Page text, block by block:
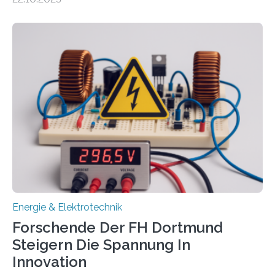
neuen EU-geförderten Transfer-Projekte zu
Energietechnologien werden vom Europäischen
Sozialfonds Plus (ESF+) gefördert – mit einer
Gesamtsumme von mehr als zwei Millionen Euro.
Damit zählt die Hochschule zu den großen
Gewinnerinnen der aktuellen Förderrunde des
Bayerischen Wissenschaftsministeriums. Im
Mittelpunkt steht der direkte Wissenstransfer: Neue
wissenschaftliche Erkenntnisse sollen rasch in die
Energie & Elektrotechnik
Forschende Der FH Dortmund
Steigern Die Spannung In
Innovation